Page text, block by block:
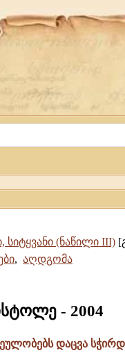
სიტყვანი (ნაწილი III)
, აღდგომა
- 2004
დაცვა